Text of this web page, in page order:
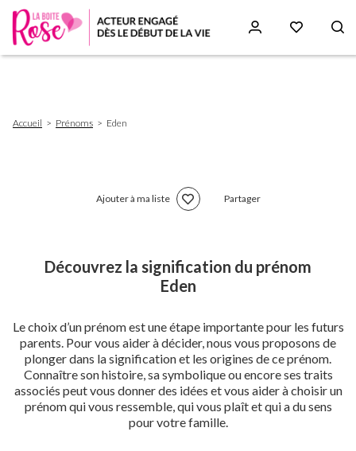
d'Ariane
Accueil Prénoms Eden
Ajouter à ma liste Partager
Découvrez la signification du prénom
Eden
Le choix d’un prénom est une étape importante pour les futurs
parents. Pour vous aider à décider, nous vous proposons de
plonger dans la signification et les origines de ce prénom.
Connaître son histoire, sa symbolique ou encore ses traits
associés peut vous donner des idées et vous aider à choisir un
prénom qui vous ressemble, qui vous plaît et qui a du sens
pour votre famille.